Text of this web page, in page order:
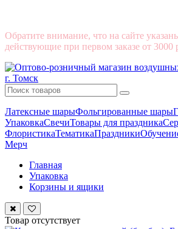
Обратите внимание, что на сайте
действующие при первом заказе от 3000
Латексные шарыФольгированные шары
УпаковкаСвечиТовары для праздника
ФлористикаТематикаПраздники
Мерч
Главная
Упаковка
Корзины и ящики
Товар отсутствует